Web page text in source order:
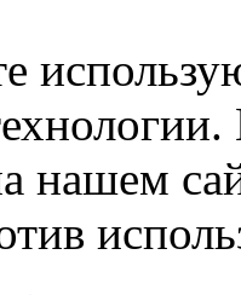
нашем